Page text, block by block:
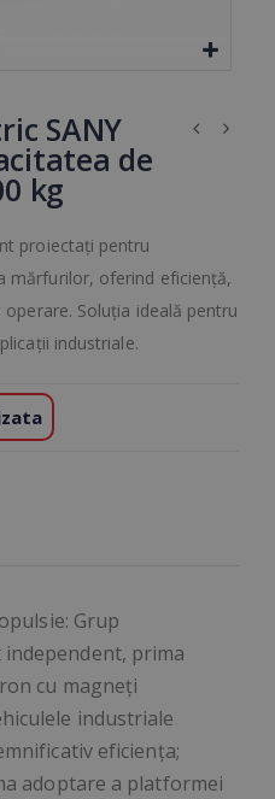
SANY
de
kg
proiectați pentru
mărfurilor, oferind eficiență,
Soluția ideală pentru
industriale.
Grup
prima
cu magneți
industriale
eficiența;
adoptare a platformei